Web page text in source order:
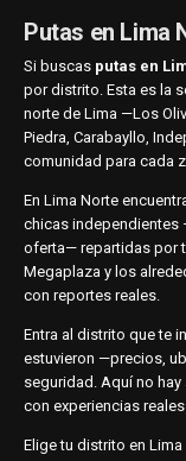
Putas en Lima
Si buscas putas en
por distrito. Esta es la
norte de Lima —Los
Piedra, Carabayllo,
comunidad para cada
En Lima Norte
chicas independientes
oferta— repartidas por
Megaplaza y los
con reportes reales.
Entra al distrito que te
estuvieron —precios,
seguridad. Aquí no
con experiencias reales.
Elige tu distrito en Lima